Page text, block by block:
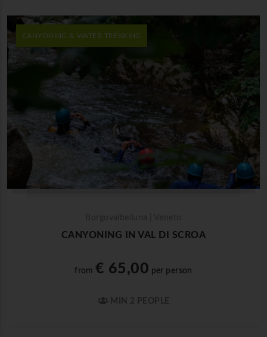
CANYONING & WATER TREKKING
CANYONING IN VAL DI SCROA
from€ 65,00 per person
MIN 2 PEOPLE